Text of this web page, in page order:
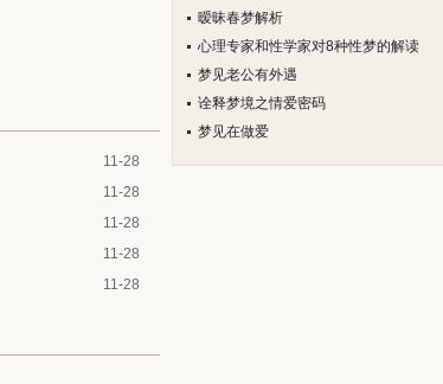
11-28
11-28
11-28
11-28
11-28
暧昧春梦解析
心理专家和性学家对8种性梦的解读
梦见老公有外遇
诠释梦境之情爱密码
梦见在做爱